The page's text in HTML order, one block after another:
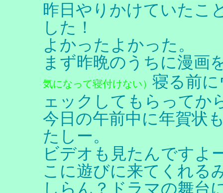
昨日やりかけていたこ
した！
よかったよかった。
まず昨晩のうちに漫画
気になって寝付けない） 寝る前
ェックしてもらってか
今日の午前中に年賀状
たしー。
ビデオも見たんですよ
こに遊びに来てくれる
しらん？ドラマの舞台